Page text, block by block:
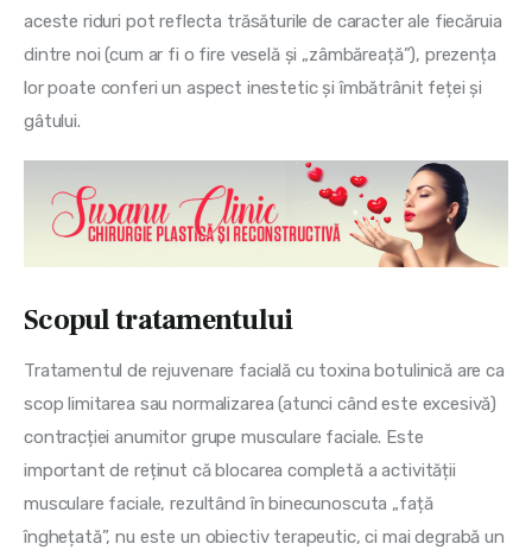
aceste riduri pot reflecta trăsăturile de caracter ale fiecăruia
dintre noi (cum ar fi o fire veselă și „zâmbăreață”), prezența
lor poate conferi un aspect inestetic și îmbătrânit feței și
gâtului.
Scopul tratamentului
Tratamentul de rejuvenare facială cu toxina botulinică are ca
scop limitarea sau normalizarea (atunci când este excesivă)
contracției anumitor grupe musculare faciale. Este
important de reținut că blocarea completă a activității
musculare faciale, rezultând în binecunoscuta „față
înghețată”, nu este un obiectiv terapeutic, ci mai degrabă un